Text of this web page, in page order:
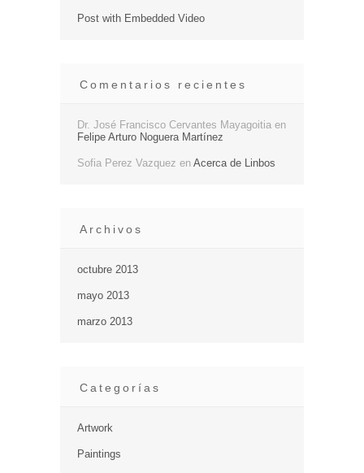
Post with Embedded Video
Comentarios recientes
Dr. José Francisco Cervantes Mayagoitia en
Felipe Arturo Noguera Martínez
Sofia Perez Vazquez en Acerca de Linbos
Archivos
octubre 2013
mayo 2013
marzo 2013
Categorías
Artwork
Paintings